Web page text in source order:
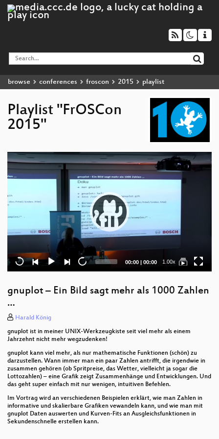
browse conferences froscon 2015 playlist
Playlist "FrOSCon
2015"
Video
Player
Current
00:00 | Total
00:00 1.00x
gnuplot – Ein Bild sagt mehr als 1000 Zahlen
…
Harald König
gnuplot ist in meiner UNIX-Werkzeugkiste seit viel mehr als einem
Jahrzehnt nicht mehr wegzudenken!
gnuplot kann viel mehr, als nur mathematische Funktionen (schön) zu
darzustellen. Wann immer man ein paar Zahlen antrifft, die irgendwie in
zusammen gehören (ob Spritpreise, das Wetter, vielleicht ja sogar die
Lottozahlen) – eine Grafik zeigt Zusammenhänge und Entwicklungen. Und
das geht super einfach mit nur wenigen, intuitiven Befehlen.
Im Vortrag wird an verschiedenen Beispielen erklärt, wie man Zahlen in
informative und skalierbare Grafiken vewandeln kann, und wie man mit
gnuplot Daten auswerten und Kurven-Fits an Ausgleichsfunktionen in
Sekundenschnelle erstellen kann.